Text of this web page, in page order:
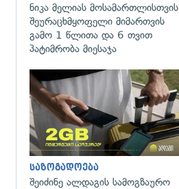
ნიკა მელიას მოსამართლისთვის
შეურაცხმყოფელი მიმართვის
გამო 1 წლითა და 6 თვით
პატიმრობა მიესაჯა
საზოგადოება
შეიძინე ალდაგის სამოგზაურო